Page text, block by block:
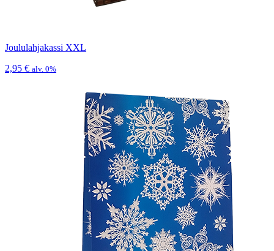
Joululahjakassi XXL
2,95 € alv. 0%